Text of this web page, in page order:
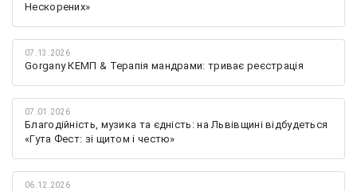
Нескорених»
07.13.2026
Gorgany КЕМП & Терапія мандрами: триває реєстрація
07.01.2026
Благодійність, музика та єдність: на Львівщині відбудеться
«Гута Фест: зі щитом і честю»
06.12.2026